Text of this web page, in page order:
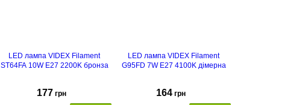
LED лампа VIDEX Filament
ST64FA 10W E27 2200K бронза
177 грн
LED лампа VIDEX Filament
G95FD 7W E27 4100K дімерна
164 грн